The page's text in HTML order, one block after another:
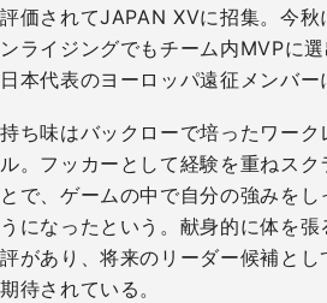
評価されてJAPAN XVに招集。今秋
ンライジングでもチーム内MVPに選
日本代表のヨーロッパ遠征メンバー
持ち味はバックローで培ったワーク
ル。フッカーとして経験を重ねスク
とで、ゲームの中で自分の強みをし
うになったという。献身的に体を
評があり、将来のリーダー候補と
期待されている。